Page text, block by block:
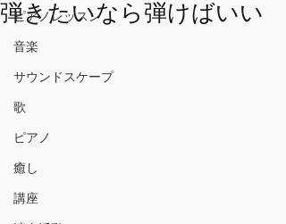
ピアノレッスン
音楽
サウンドスケープ
歌
ピアノ
癒し
講座
弾きたいなら弾けばいい